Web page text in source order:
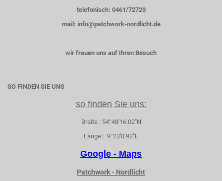
telefonisch: 0461/72723
mail: info@patchwork-nordlicht.de
wir freuen uns auf Ihren Besuch
SO FINDEN SIE UNS
so finden Sie uns:
Breite : 54°48'16.02"N
Länge : 9°23'0.92"E
Google - Maps
Patchwork - Nordlicht